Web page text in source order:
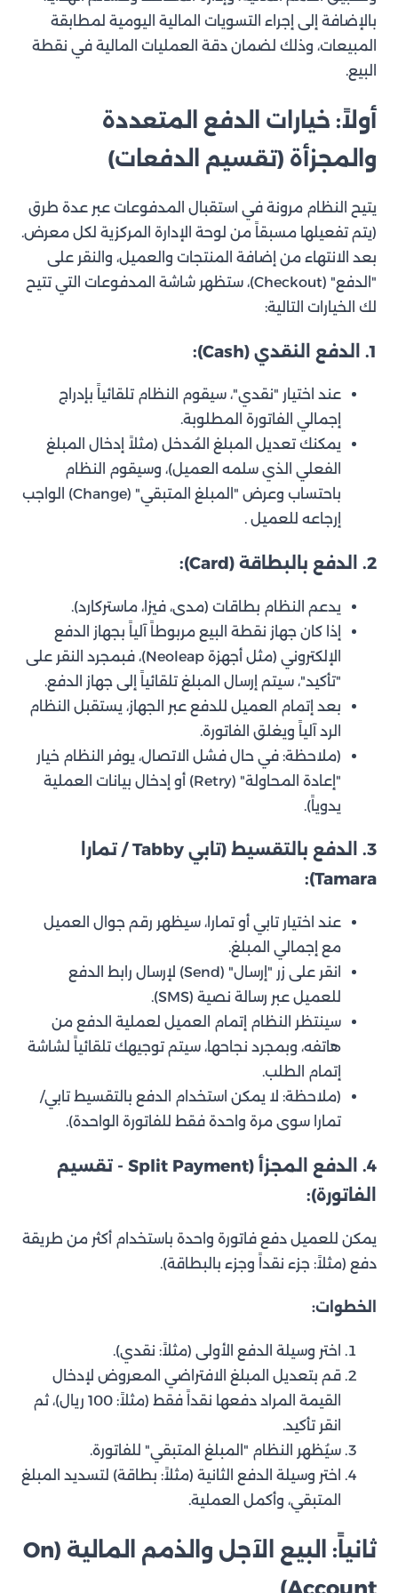
بالإضافة إلى إجراء التسويات المالية اليومية لمطابقة
المبيعات، وذلك لضمان دقة العمليات المالية في نقطة
البيع.
أولاً: خيارات الدفع المتعددة
والمجزأة (تقسيم الدفعات)
يتيح النظام مرونة في استقبال المدفوعات عبر عدة طرق
(يتم تفعيلها مسبقاً من لوحة الإدارة المركزية لكل معرض.
بعد الانتهاء من إضافة المنتجات والعميل، والنقر على
"الدفع" (Checkout)، ستظهر شاشة المدفوعات التي تتيح
لك الخيارات التالية:
1. الدفع النقدي (Cash):
عند اختيار "نقدي"، سيقوم النظام تلقائياً بإدراج
إجمالي الفاتورة المطلوبة.
يمكنك تعديل المبلغ المُدخل (مثلاً إدخال المبلغ
الفعلي الذي سلمه العميل)، وسيقوم النظام
باحتساب وعرض "المبلغ المتبقي" (Change) الواجب
إرجاعه للعميل .
2. الدفع بالبطاقة (Card):
يدعم النظام بطاقات (مدى، فيزا، ماستركارد).
إذا كان جهاز نقطة البيع مربوطاً آلياً بجهاز الدفع
الإلكتروني (مثل أجهزة Neoleap)، فبمجرد النقر على
"تأكيد"، سيتم إرسال المبلغ تلقائياً إلى جهاز الدفع.
بعد إتمام العميل للدفع عبر الجهاز، يستقبل النظام
الرد آلياً ويغلق الفاتورة.
(ملاحظة: في حال فشل الاتصال، يوفر النظام خيار
"إعادة المحاولة" (Retry) أو إدخال بيانات العملية
يدوياً).
3. الدفع بالتقسيط (تابي Tabby / تمارا
Tamara):
عند اختيار تابي أو تمارا، سيظهر رقم جوال العميل
مع إجمالي المبلغ.
انقر على زر "إرسال" (Send) لإرسال رابط الدفع
للعميل عبر رسالة نصية (SMS).
سينتظر النظام إتمام العميل لعملية الدفع من
هاتفه، وبمجرد نجاحها، سيتم توجيهك تلقائياً لشاشة
إتمام الطلب.
(ملاحظة: لا يمكن استخدام الدفع بالتقسيط تابي/
تمارا سوى مرة واحدة فقط للفاتورة الواحدة).
4. الدفع المجزأ (Split Payment - تقسيم
الفاتورة):
يمكن للعميل دفع فاتورة واحدة باستخدام أكثر من طريقة
دفع (مثلاً: جزء نقداً وجزء بالبطاقة).
الخطوات:
اختر وسيلة الدفع الأولى (مثلاً: نقدي).
قم بتعديل المبلغ الافتراضي المعروض لإدخال
القيمة المراد دفعها نقداً فقط (مثلاً: 100 ريال)، ثم
انقر تأكيد.
سيُظهر النظام "المبلغ المتبقي" للفاتورة.
اختر وسيلة الدفع الثانية (مثلاً: بطاقة) لتسديد المبلغ
المتبقي، وأكمل العملية.
ثانياً: البيع الآجل والذمم المالية (On